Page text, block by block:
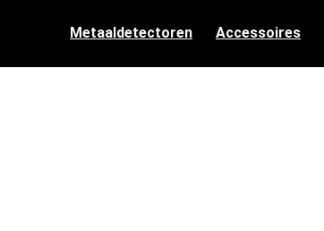
Metaaldetectoren Accessoires